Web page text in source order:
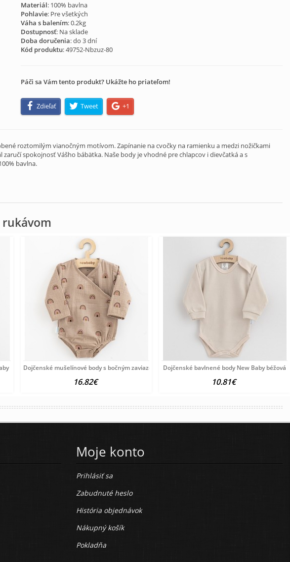
Materiál: 100% bavlna
Pohlavie: Pre všetkých
Váha s balením: 0.2kg
Dostupnosť: Na sklade
Doba doručenia: do 3 dní
Kód produktu:49752-Nbzuz-80
Páči sa Vám tento produkt? Ukážte ho priateľom!
Zdieľať Tweet +1
roztomilým vianočným motívom. Zapínanie na cvočky na ramienku a medzi nožičkami
spokojnosť Vášho bábätka. Naše body je vhodné pre chlapcov i dievčatká a s
bavlna.
rukávom
Happy Elephant blue
Dojčenské mušelínové body s bočným zaviazovaním New Baby
16.82€
Dojčenské bavlnené body New Baby béžová
10.81€
Moje konto
Prihlásiť sa
Zabudnuté heslo
História objednávok
Nákupný košík
Pokladňa